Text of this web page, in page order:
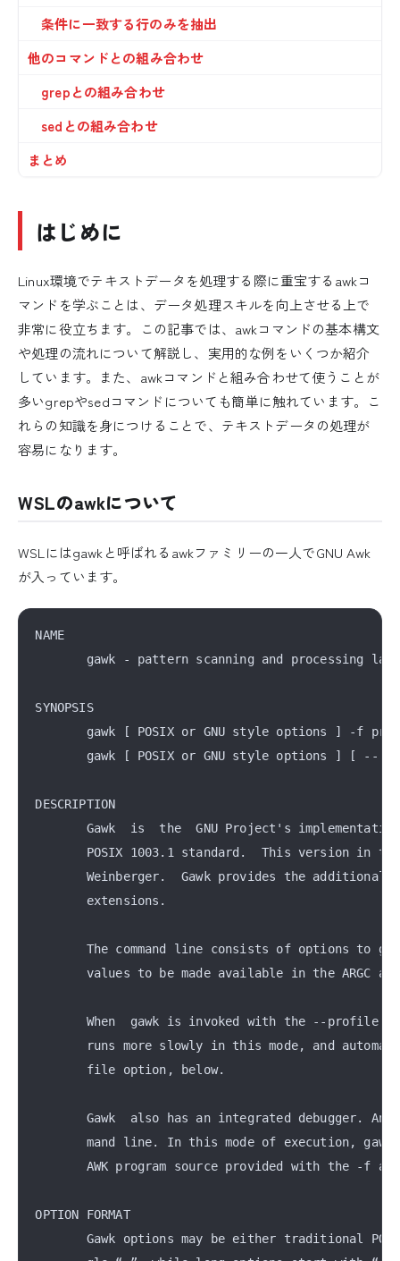
条件に一致する行のみを抽出
他のコマンドとの組み合わせ
grepとの組み合わせ
sedとの組み合わせ
まとめ
はじめに
Linux環境でテキストデータを処理する際に重宝するawkコ
マンドを学ぶことは、データ処理スキルを向上させる上で
非常に役立ちます。この記事では、awkコマンドの基本構文
や処理の流れについて解説し、実用的な例をいくつか紹介
しています。また、awkコマンドと組み合わせて使うことが
多いgrepやsedコマンドについても簡単に触れています。こ
れらの知識を身につけることで、テキストデータの処理が
容易になります。
WSLのawkについて
WSLにはgawkと呼ばれるawkファミリーの一人でGNU Awk
が入っています。
NAME
gawk - pattern scanning and processing
SYNOPSIS
gawk [ POSIX or GNU style options ] -f
gawk [ POSIX or GNU style options ] [ -- ]
DESCRIPTION
Gawk  is  the  GNU Project's
POSIX 1003.1 standard.  This version in
Weinberger.  Gawk provides the additional
       extensions.
The command line consists of options to
values to be made available in the ARGC
When  gawk is invoked with the --profile
runs more slowly in this mode, and
       file option, below.
Gawk  also has an integrated debugger. An
mand line. In this mode of execution,
AWK program source provided with the -f
OPTION FORMAT
Gawk options may be either traditional